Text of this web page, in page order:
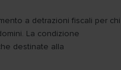
a detrazioni fiscali per chi
La condizione
destinate alla